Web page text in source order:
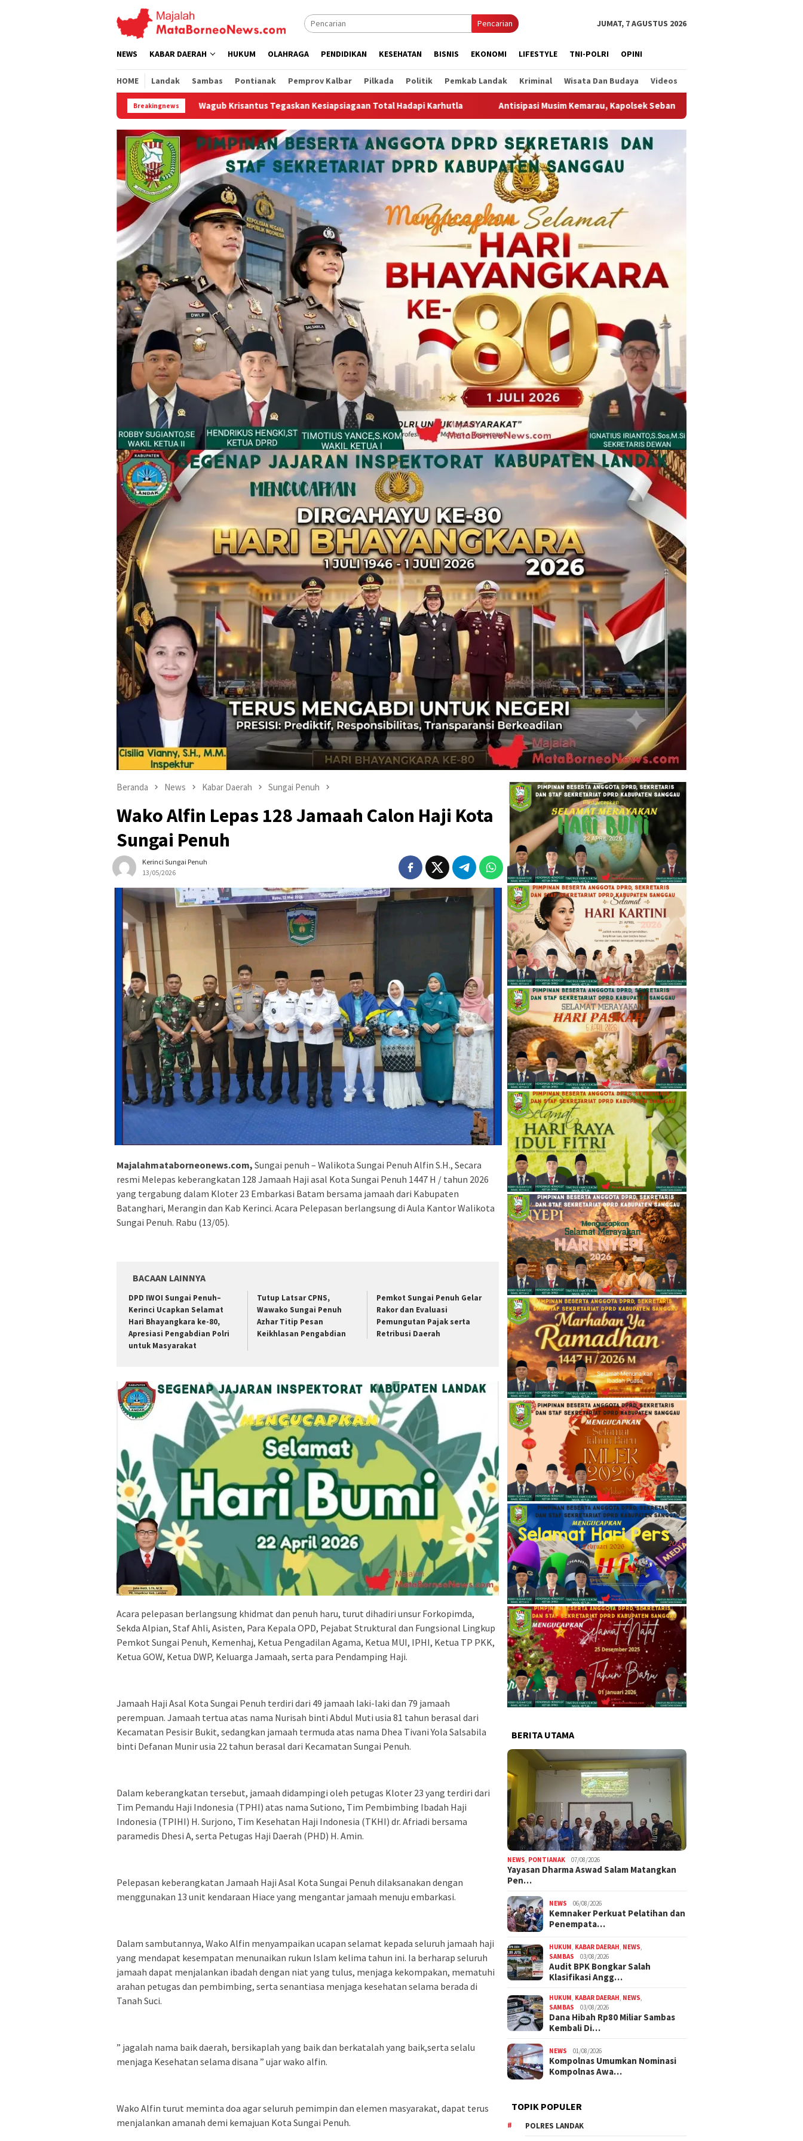
Pencarian JUMAT, 7 AGUSTUS 2026
NEWS KABAR DAERAH HUKUM OLAHRAGA PENDIDIKAN KESEHATAN BISNIS EKONOMI LIFESTYLE TNI-POLRI OPINI
HOME Landak Sambas Pontianak Pemprov Kalbar Pilkada Politik Pemkab Landak Kriminal Wisata Dan Budaya Videos
Breakingnews
Wagub Krisantus Tegaskan Kesiapsiagaan Total Hadapi Karhutla Antisipasi Musim Kemarau, Kapolsek Sebangki Bersama Forkopimcam Tinjau Kesiapan Penanggulangan Karhutla
Beranda News Kabar Daerah Sungai Penuh
Wako Alfin Lepas 128 Jamaah Calon Haji Kota
Sungai Penuh
Kerinci Sungai Penuh
13/05/2026
Majalahmataborneonews.com, Sungai penuh – Walikota Sungai Penuh Alfin S.H., Secara
resmi Melepas keberangkatan 128 Jamaah Haji asal Kota Sungai Penuh 1447 H / tahun 2026
yang tergabung dalam Kloter 23 Embarkasi Batam bersama jamaah dari Kabupaten
Batanghari, Merangin dan Kab Kerinci. Acara Pelepasan berlangsung di Aula Kantor Walikota
Sungai Penuh. Rabu (13/05).
BACAAN LAINNYA
DPD IWOI Sungai Penuh–
Kerinci Ucapkan Selamat
Hari Bhayangkara ke-80,
Apresiasi Pengabdian Polri
untuk Masyarakat
Tutup Latsar CPNS,
Wawako Sungai Penuh
Azhar Titip Pesan
Keikhlasan Pengabdian
Pemkot Sungai Penuh Gelar
Rakor dan Evaluasi
Pemungutan Pajak serta
Retribusi Daerah
Acara pelepasan berlangsung khidmat dan penuh haru, turut dihadiri unsur Forkopimda,
Sekda Alpian, Staf Ahli, Asisten, Para Kepala OPD, Pejabat Struktural dan Fungsional Lingkup
Pemkot Sungai Penuh, Kemenhaj, Ketua Pengadilan Agama, Ketua MUI, IPHI, Ketua TP PKK,
Ketua GOW, Ketua DWP, Keluarga Jamaah, serta para Pendamping Haji.
Jamaah Haji Asal Kota Sungai Penuh terdiri dari 49 jamaah laki-laki dan 79 jamaah
perempuan. Jamaah tertua atas nama Nurisah binti Abdul Muti usia 81 tahun berasal dari
Kecamatan Pesisir Bukit, sedangkan jamaah termuda atas nama Dhea Tivani Yola Salsabila
binti Defanan Munir usia 22 tahun berasal dari Kecamatan Sungai Penuh.
Dalam keberangkatan tersebut, jamaah didampingi oleh petugas Kloter 23 yang terdiri dari
Tim Pemandu Haji Indonesia (TPHI) atas nama Sutiono, Tim Pembimbing Ibadah Haji
Indonesia (TPIHI) H. Surjono, Tim Kesehatan Haji Indonesia (TKHI) dr. Afriadi bersama
paramedis Dhesi A, serta Petugas Haji Daerah (PHD) H. Amin.
Pelepasan keberangkatan Jamaah Haji Asal Kota Sungai Penuh dilaksanakan dengan
menggunakan 13 unit kendaraan Hiace yang mengantar jamaah menuju embarkasi.
Dalam sambutannya, Wako Alfin menyampaikan ucapan selamat kepada seluruh jamaah haji
yang mendapat kesempatan menunaikan rukun Islam kelima tahun ini. Ia berharap seluruh
jamaah dapat menjalankan ibadah dengan niat yang tulus, menjaga kekompakan, mematuhi
arahan petugas dan pembimbing, serta senantiasa menjaga kesehatan selama berada di
Tanah Suci.
” jagalah nama baik daerah, bersikaplah yang baik dan berkatalah yang baik,serta selalu
menjaga Kesehatan selama disana ” ujar wako alfin.
Wako Alfin turut meminta doa agar seluruh pemimpin dan elemen masyarakat, dapat terus
menjalankan amanah demi kemajuan Kota Sungai Penuh.
BERITA UTAMA
NEWS PONTIANAK 07/08/2026
Yayasan Dharma Aswad Salam Matangkan
Pen…
NEWS 06/08/2026
Kemnaker Perkuat Pelatihan dan
Penempata…
HUKUM KABAR DAERAH NEWS
SAMBAS
03/08/2026
Audit BPK Bongkar Salah
Klasifikasi Angg…
HUKUM KABAR DAERAH NEWS
SAMBAS
03/08/2026
Dana Hibah Rp80 Miliar Sambas
Kembali Di…
NEWS 01/08/2026
Kompolnas Umumkan Nominasi
Kompolnas Awa…
TOPIK POPULER
POLRES LANDAK